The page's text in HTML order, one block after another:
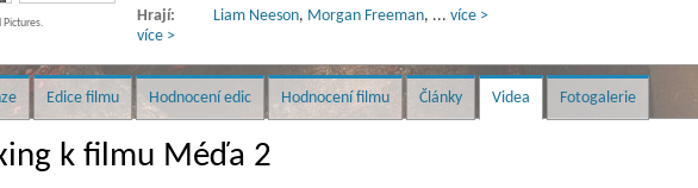
Hrají:
Liam Neeson, Morgan Freeman, ... více >
více >
Edice filmu Hodnocení edic Hodnocení filmu Články Videa Fotogalerie
k filmu Méďa 2